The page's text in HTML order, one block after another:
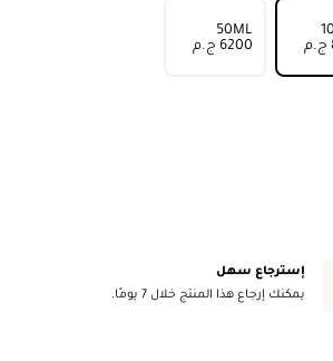
50ML
⁦6200⁩ ج.م
إسترجاع سهل
يمكنك إرجاع هذا المنتج خلال 7 يومًا.